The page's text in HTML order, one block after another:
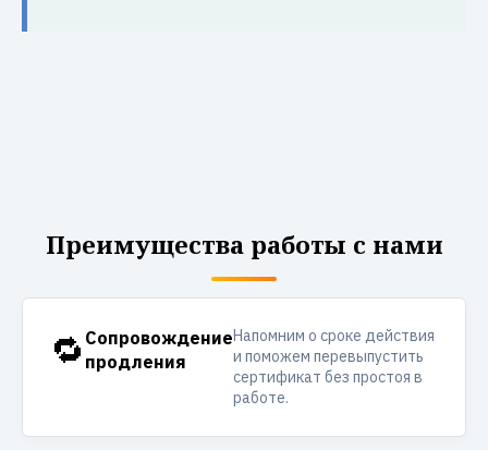
Преимущества работы с нами
🔁 Сопровождение
продления
Напомним о сроке действия
и поможем перевыпустить
сертификат без простоя в
работе.